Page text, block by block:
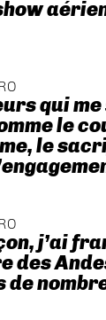
qui
le
le
j’ai
des
de